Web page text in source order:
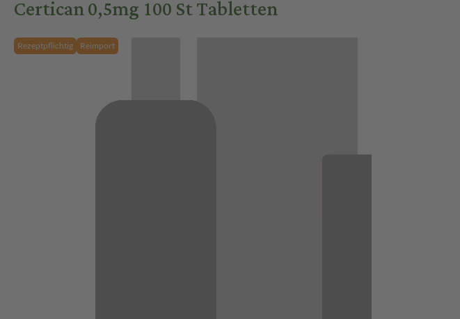
Certican 0,5mg 100 St Tabletten
Rezeptpflichtig Reimport